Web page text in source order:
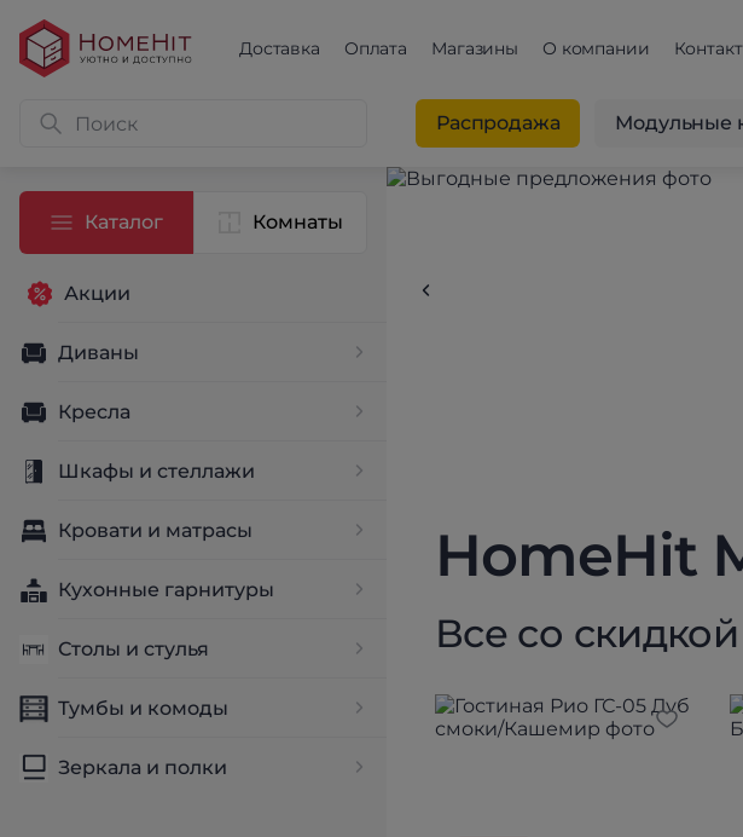
Доставка Оплата Магазины О компании
Распродажа Модульные
Каталог Комнаты
Акции
Диваны
Кресла
Шкафы и стеллажи
Кровати и матрасы
Кухонные гарнитуры
Столы и стулья
Тумбы и комоды
Зеркала и полки
HomeHit
Все со скидкой